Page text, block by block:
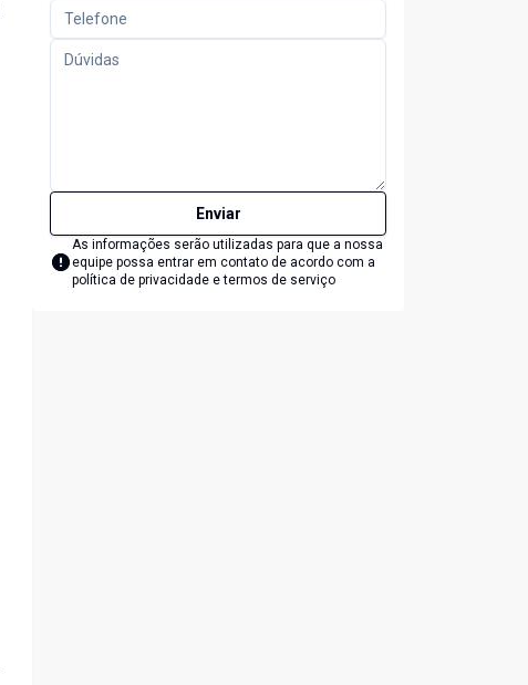
Enviar
As informações serão utilizadas para que a nossa
equipe possa entrar em contato de acordo com a
política de privacidade e termos de serviço